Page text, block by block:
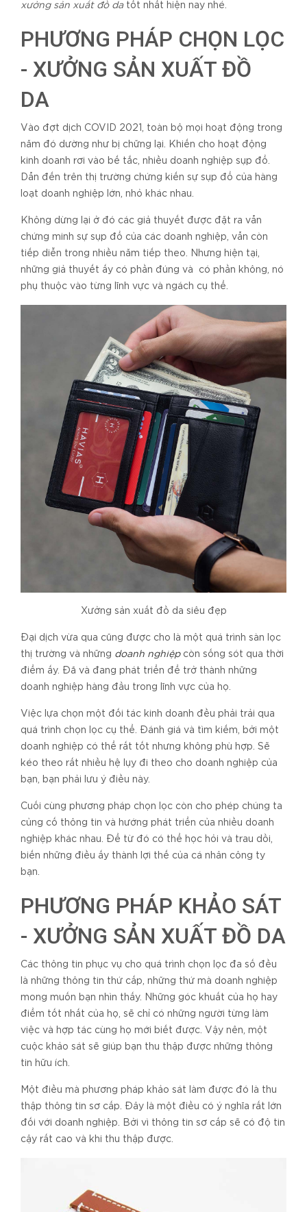
xưởng sản xuất đồ datốt nhất hiện nay nhé.
PHƯƠNG PHÁP CHỌN LỌC
- XƯỞNG SẢN XUẤT ĐỒ
DA
Vào đợt dịch COVID 2021, toàn bộ mọi hoạt động trong
năm đó dường như bị chững lại. Khiến cho hoạt động
kinh doanh rơi vào bế tắc, nhiều doanh nghiệp sụp đổ.
Dẫn đến trên thị trường chứng kiến sự sụp đổ của hàng
loạt doanh nghiệp lớn, nhỏ khác nhau.
Không dừng lại ở đó các giả thuyết được đặt ra vẫn
chứng minh sự sụp đổ của các doanh nghiệp, vẫn còn
tiếp diễn trong nhiều năm tiếp theo. Nhưng hiện tại,
những giả thuyết ấy có phần đúng và có phần không, nó
phụ thuộc vào từng lĩnh vực và ngách cụ thể.
Xưởng sản xuất đồ da siêu đẹp
Đại dịch vừa qua cũng được cho là một quá trình sàn lọc
thị trường và những doanh nghiệpcòn sống sót qua thời
điểm ấy. Đã và đang phát triển để trở thành những
doanh nghiệp hàng đầu trong lĩnh vực của họ.
Việc lựa chọn một đối tác kinh doanh đều phải trải qua
quá trình chọn lọc cụ thể. Đánh giá và tìm kiếm, bởi một
doanh nghiệp có thể rất tốt nhưng không phù hợp. Sẽ
kéo theo rất nhiều hệ lụy đi theo cho doanh nghiệp của
bạn, bạn phải lưu ý điều này.
Cuối cùng phương pháp chọn lọc còn cho phép chúng ta
củng cố thông tin và hướng phát triển của nhiều doanh
nghiệp khác nhau. Để từ đó có thể học hỏi và trau dồi,
biến những điều ấy thành lợi thế của cá nhân công ty
bạn.
PHƯƠNG PHÁP KHẢO SÁT
- XƯỞNG SẢN XUẤT ĐỒ DA
Các thông tin phục vụ cho quá trình chọn lọc đa số đều
là những thông tin thứ cấp, những thứ mà doanh nghiệp
mong muốn bạn nhìn thấy. Những góc khuất của họ hay
điểm tốt nhất của họ, sẽ chỉ có những người từng làm
việc và hợp tác cùng họ mới biết được. Vậy nên, một
cuộc khảo sát sẽ giúp bạn thu thập được những thông
tin hữu ích.
Một điều mà phương pháp khảo sát làm được đó là thu
thập thông tin sơ cấp. Đây là một điều có ý nghĩa rất lớn
đối với doanh nghiệp. Bởi vì thông tin sơ cấp sẽ có độ tin
cậy rất cao và khi thu thập được.